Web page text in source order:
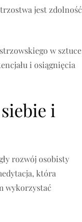
jest zdolność
w sztuce
i osiągnięcia
i
rozwój osobisty
która
wykorzystać